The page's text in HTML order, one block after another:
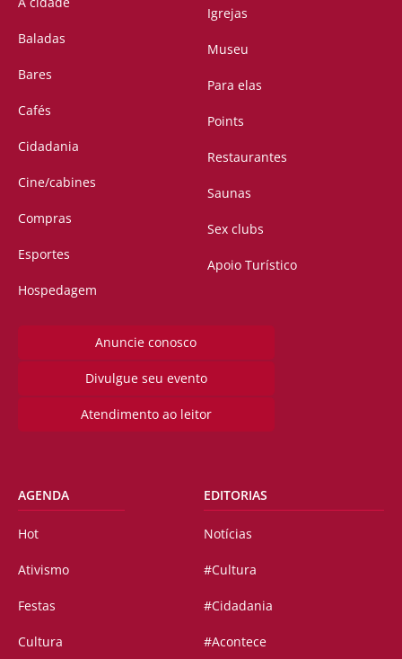
Baladas
Bares
Cafés
Cidadania
Cine/cabines
Compras
Esportes
Hospedagem
Igrejas
Museu
Para elas
Points
Restaurantes
Saunas
Sex clubs
Apoio Turístico
Anuncie conosco
Divulgue seu evento
Atendimento ao leitor
AGENDA
Hot
Ativismo
Festas
Cultura
EDITORIAS
Notícias
#Cultura
#Cidadania
#Acontece